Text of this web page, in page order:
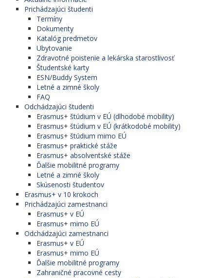
Prichádzajúci študenti
Termíny
Dokumenty
Katalóg predmetov
Ubytovanie
Zdravotné poistenie a lekárska starostlivosť
Študentské karty
ESN/Buddy System
Letné a zimné školy
FAQ
Odchádzajúci študenti
Erasmus+ štúdium v EÚ (dlhodobé mobility)
Erasmus+ štúdium v EÚ (krátkodobé mobility)
Erasmus+ štúdium mimo EÚ
Erasmus+ praktické stáže
Erasmus+ absolventské stáže
Ďalšie mobilitné programy
Letné a zimné školy
Skúsenosti študentov
Erasmus+ v 10 krokoch
Prichádzajúci zamestnanci
Erasmus+ v EÚ
Erasmus+ mimo EÚ
Odchádzajúci zamestnanci
Erasmus+ v EÚ
Erasmus+ mimo EÚ
Ďalšie mobilitné programy
Zahraničné pracovné cesty